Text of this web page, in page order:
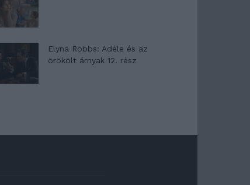
Elyna Robbs: Adéle és az
örökölt árnyak 12. rész